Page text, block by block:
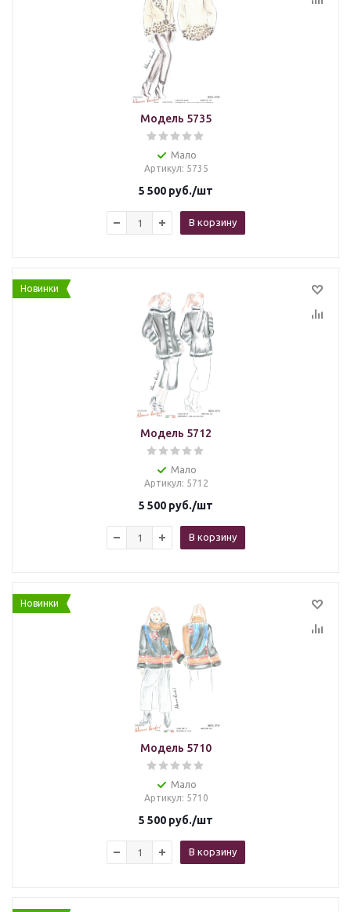
Модель 5735
Мало
Артикул: 5735
5 500 руб./шт
В корзину
Новинки
Модель 5712
Мало
Артикул: 5712
5 500 руб./шт
В корзину
Новинки
Модель 5710
Мало
Артикул: 5710
5 500 руб./шт
В корзину